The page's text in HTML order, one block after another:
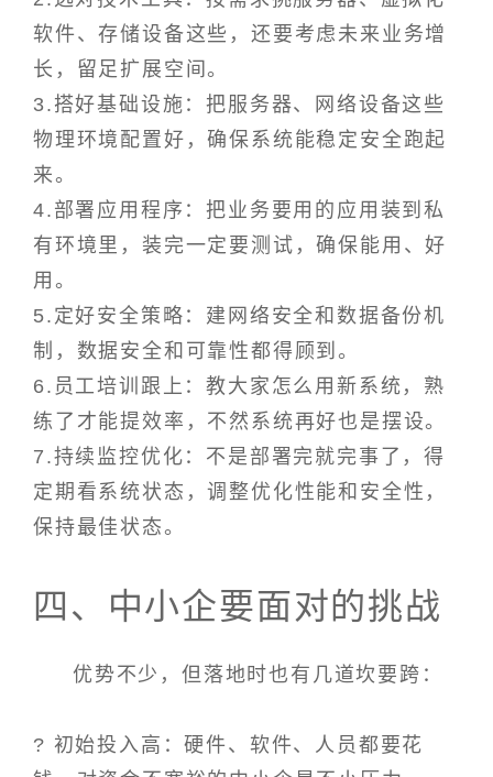
软件、存储设备这些，还要考虑未来业务增
长，留足扩展空间。
3.搭好基础设施：把服务器、网络设备这些
物理环境配置好，确保系统能稳定安全跑起
来。
4.部署应用程序：把业务要用的应用装到私
有环境里，装完一定要测试，确保能用、好
用。
5.定好安全策略：建网络安全和数据备份机
制，数据安全和可靠性都得顾到。
6.员工培训跟上：教大家怎么用新系统，熟
练了才能提效率，不然系统再好也是摆设。
7.持续监控优化：不是部署完就完事了，得
定期看系统状态，调整优化性能和安全性，
保持最佳状态。
四、中小企要面对的挑战
优势不少，但落地时也有几道坎要跨：
? 初始投入高：硬件、软件、人员都要花